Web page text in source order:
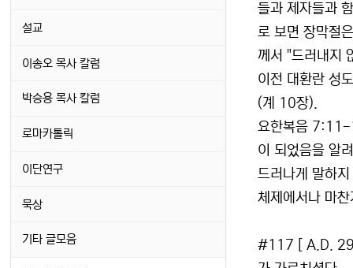
들과 제자들과
로 보면 장막절
께서 "드러내지
이전 대환란 성
(계 10장).
요한복음 7:11-
이 되었음을 알
드러나게 말하
체제에서나 마
#117 [ A.D. 29
설교
이송오 목사 칼럼
박승용 목사 칼럼
로마카톨릭
이단연구
묵상
기타 글모음